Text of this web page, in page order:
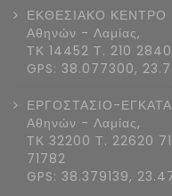
ΕΚΘΕΣΙΑΚΟ ΚΕΝΤΡΟ
Αθηνών - Λαμίας,
ΤΚ 14452 Τ. 210
GPS: 38.077300,
ΕΡΓΟΣΤΑΣΙΟ-
Αθηνών - Λαμίας,
ΤΚ 32200 Τ. 22620
71782
GPS: 38.379139,